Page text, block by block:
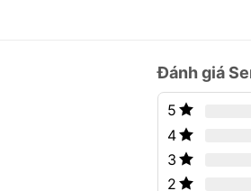
Đánh giá
5
4
3
2